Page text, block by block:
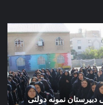
نمونه دولتی